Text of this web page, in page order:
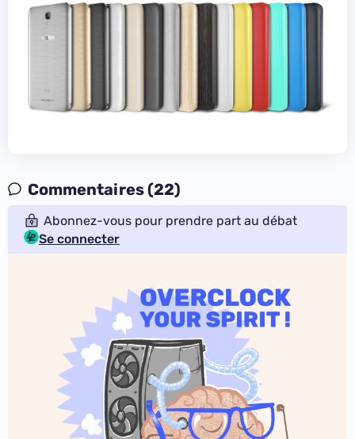
Commentaires (22)
Abonnez-vous pour prendre part au débat
Se connecter